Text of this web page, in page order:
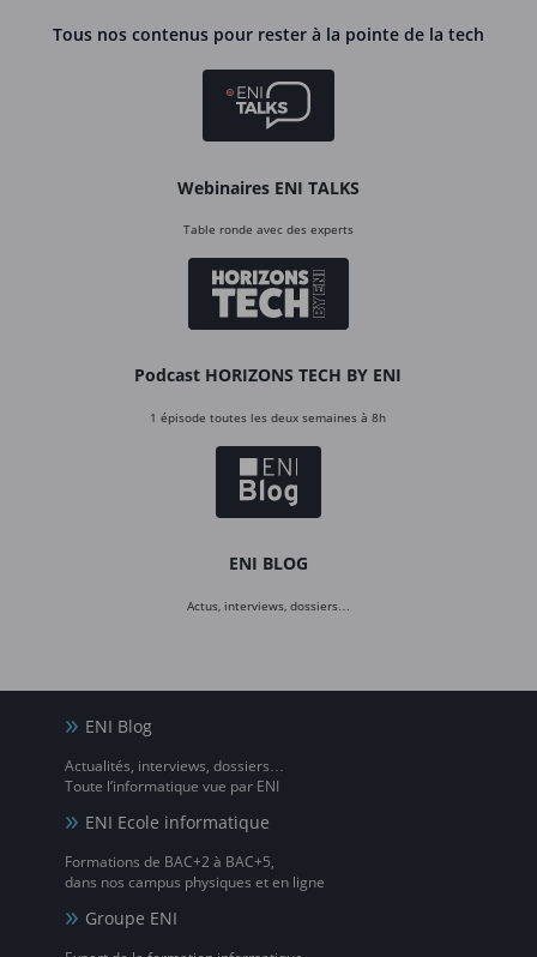
Tous nos contenus pour rester à la pointe de la tech
Webinaires ENI TALKS
Table ronde avec des experts
Podcast HORIZONS TECH BY ENI
1 épisode toutes les deux semaines à 8h
ENI BLOG
Actus, interviews, dossiers…
ENI Blog
Actualités, interviews, dossiers…
Toute l’informatique vue par ENI
ENI Ecole informatique
Formations de BAC+2 à BAC+5,
dans nos campus physiques et en ligne
Groupe ENI